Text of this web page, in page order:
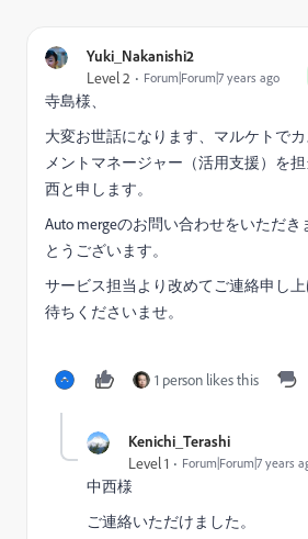
Yuki_Nakanishi2
Level 2 Forum|Forum|7 years ago
寺島様、
大変お世話になります、マルケトで
メントマネージャー（活用支援）を
西と申します。
Auto mergeのお問い合わせをいただ
とうございます。
サービス担当より改めてご連絡申し
待ちくださいませ。
1 person likes this
Kenichi_Terashi
Level 1 Forum|Forum|7 years
中西様
ご連絡いただけました。